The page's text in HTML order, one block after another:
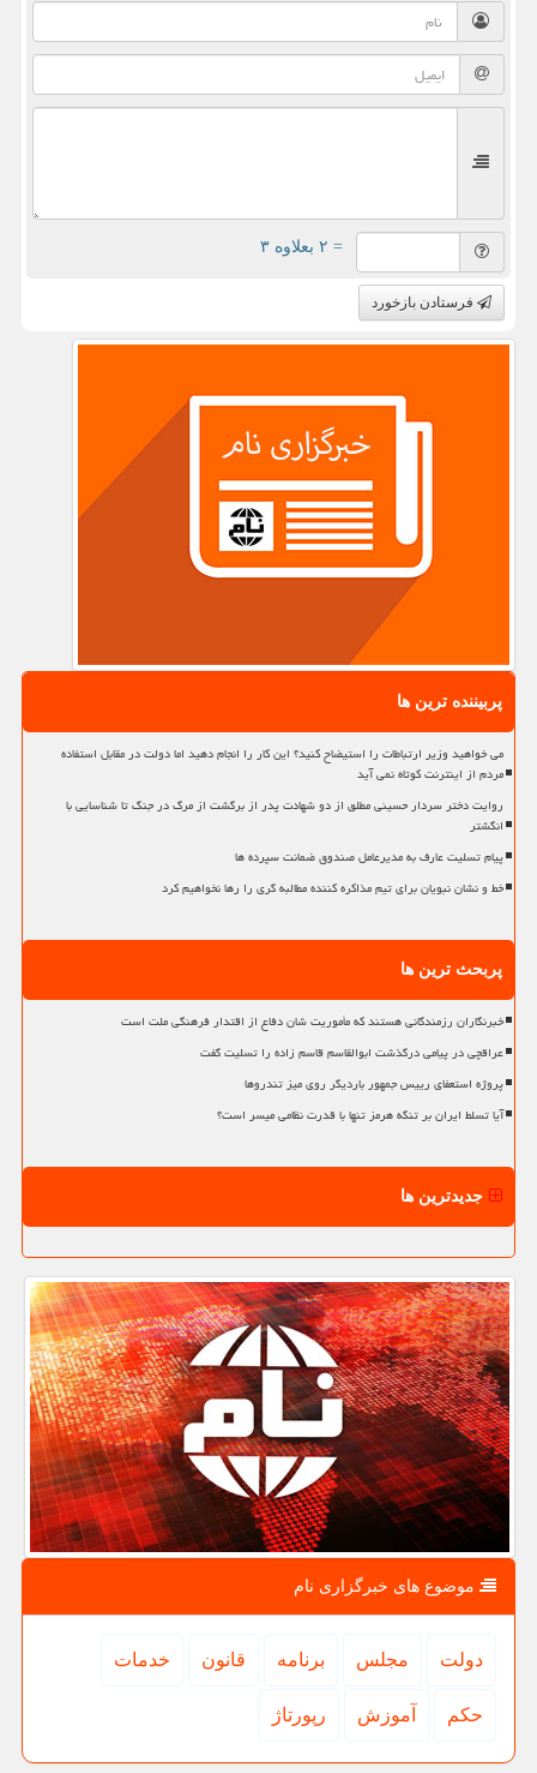
= ۲ بعلاوه ۳
فرستادن بازخورد
پربیننده ترین ها
می خواهید وزیر ارتباطات را استیضاح کنید؟ این کار را انجام دهید اما دولت در مقابل استفاده
مردم از اینترنت کوتاه نمی آید
روایت دختر سردار حسینی مطلق از دو شهادت پدر از برگشت از مرگ در جنگ تا شناسایی با
انگشتر
پیام تسلیت عارف به مدیرعامل صندوق ضمانت سپرده ها
خط و نشان نبویان برای تیم مذاکره کننده مطالبه گری را رها نخواهیم کرد
پربحث ترین ها
خبرنگاران رزمندگانی هستند که مأموریت شان دفاع از اقتدار فرهنگی ملت است
عراقچی در پیامی درگذشت ابوالقاسم قاسم زاده را تسلیت گفت
پروژه استعفای رییس جمهور باردیگر روی میز تندروها
آیا تسلط ایران بر تنگه هرمز تنها با قدرت نظامی میسر است؟
جدیدترین ها
موضوع های خبرگزاری نام
دولت مجلس برنامه قانون خدمات
حكم آموزش رپورتاژ